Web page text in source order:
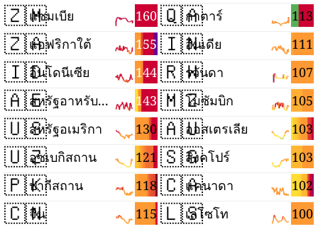
🇿🇲 160
แซมเบีย
🇿🇦 155
แอฟริกาใต้
🇮🇩 144
อินโดนีเซีย
🇦🇪 143
สหรัฐอาหรับเอมิเรตส์
🇺🇸 130
สหรัฐอเมริกา
🇺🇿 121
อุซเบกิสถาน
🇵🇰 118
ปากีสถาน
🇨🇳 115
จีน
🇶🇦 113
กาตาร์
🇮🇳 111
อินเดีย
🇷🇼 107
รวันดา
🇲🇿 105
โมซัมบิก
🇦🇺 103
ออสเตรเลีย
🇸🇬 103
สิงคโปร์
🇨🇦 102
แคนาดา
🇱🇸 100
เลโซโท